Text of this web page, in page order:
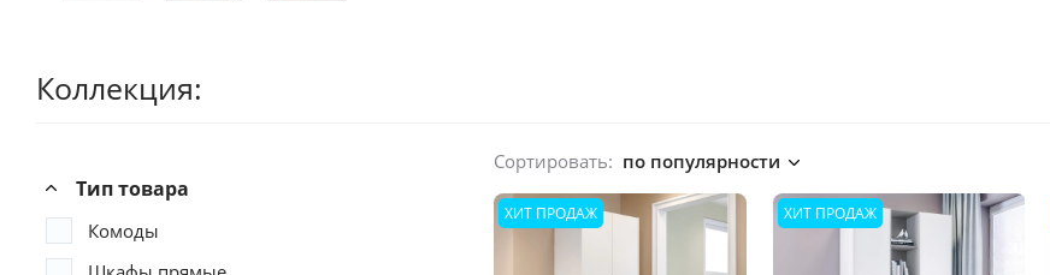
Коллекция:
Тип товара
Комоды
Сортировать: по популярности
ХИТ ПРОДАЖ ХИТ ПРОДАЖ